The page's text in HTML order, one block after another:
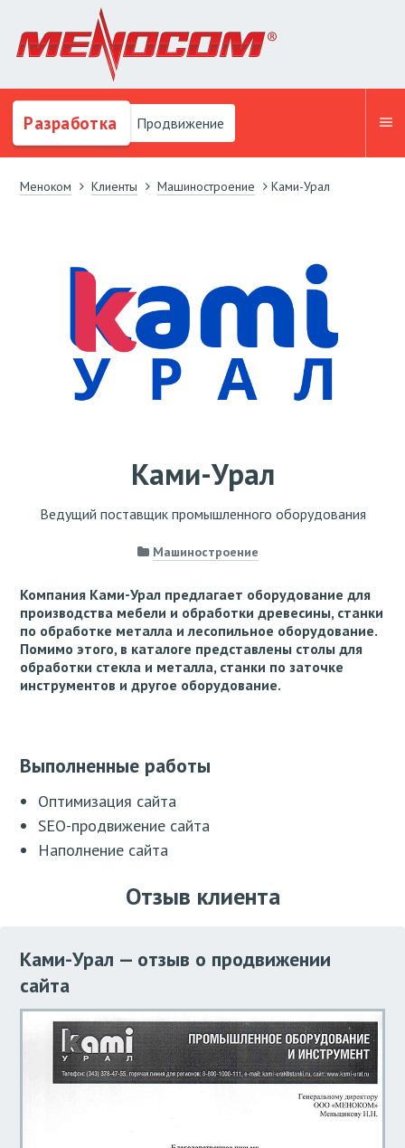
Разработка Продвижение
Меноком Клиенты Машиностроение Ками-Урал
Ками-Урал
Ведущий поставщик промышленного оборудования
Машиностроение
Компания Ками-Урал предлагает оборудование для
производства мебели и обработки древесины, станки
по обработке металла и лесопильное оборудование.
Помимо этого, в каталоге представлены столы для
обработки стекла и металла, станки по заточке
инструментов и другое оборудование.
Выполненные работы
Оптимизация сайта
SEO-продвижение сайта
Наполнение сайта
Отзыв клиента
Ками-Урал — отзыв о продвижении
сайта